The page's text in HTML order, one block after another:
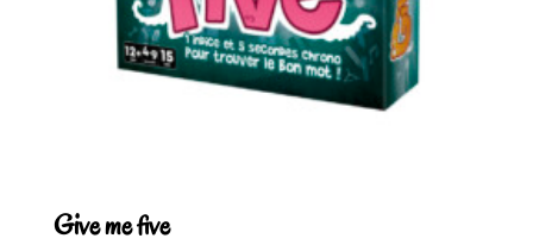
Give me five